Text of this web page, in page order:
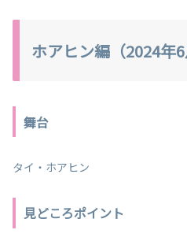
ホアヒン編（2024年6
舞台
タイ・ホアヒン
見どころポイント